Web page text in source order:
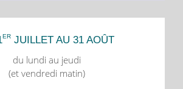
ER JUILLET AU 31 AOÛT
du lundi au jeudi
(et vendredi matin)